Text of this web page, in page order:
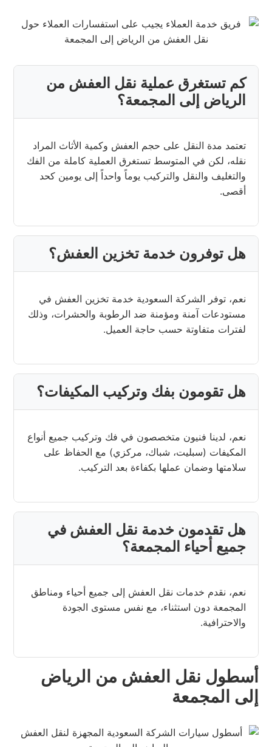
كم تستغرق عملية نقل العفش من
الرياض إلى المجمعة؟
تعتمد مدة النقل على حجم العفش وكمية الأثاث المراد
نقله، لكن في المتوسط تستغرق العملية كاملة من الفك
والتغليف والنقل والتركيب يوماً واحداً إلى يومين كحد
أقصى.
هل توفرون خدمة تخزين العفش؟
نعم، توفر الشركة السعودية خدمة تخزين العفش في
مستودعات آمنة ومؤمنة ضد الرطوبة والحشرات، وذلك
لفترات متفاوتة حسب حاجة العميل.
هل تقومون بفك وتركيب المكيفات؟
نعم، لدينا فنيون متخصصون في فك وتركيب جميع أنواع
المكيفات (سبليت، شباك، مركزي) مع الحفاظ على
سلامتها وضمان عملها بكفاءة بعد التركيب.
هل تقدمون خدمة نقل العفش في
جميع أحياء المجمعة؟
نعم، نقدم خدمات نقل العفش إلى جميع أحياء ومناطق
المجمعة دون استثناء، مع نفس مستوى الجودة
والاحترافية.
أسطول نقل العفش من الرياض
إلى المجمعة